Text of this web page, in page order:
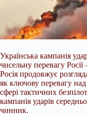
Українська кампанія
чисельну перевагу
Росія продовжує
як ключову перевагу
сфері тактичних
кампанія ударів
чинник.